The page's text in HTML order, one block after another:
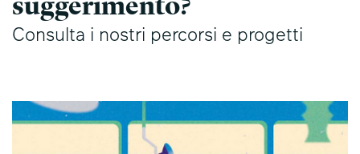
Consulta i nostri percorsi e progetti